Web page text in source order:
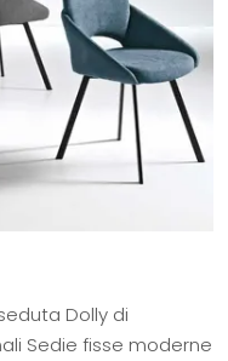
Dolly di
Sedie fisse moderne